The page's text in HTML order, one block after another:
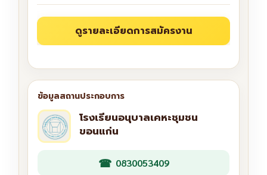
โรงเรียนอนุบาลเคหะชุมชน
ขอนแก่น
0830053409